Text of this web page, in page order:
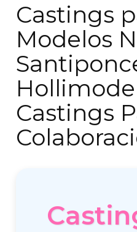
Castings
Modelos
Castings